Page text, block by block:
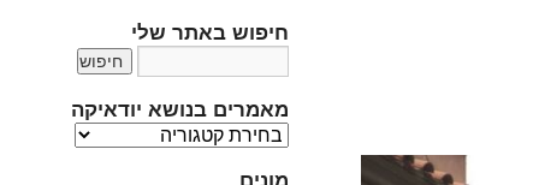
חיפוש באתר שלי
מאמרים בנושא יודאיקה
מ